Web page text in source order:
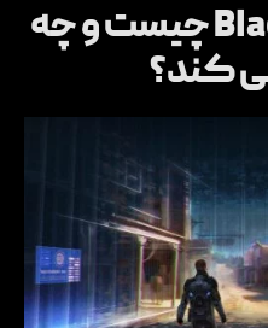
پروژه ی BlackRoom چیست و چه
کند؟